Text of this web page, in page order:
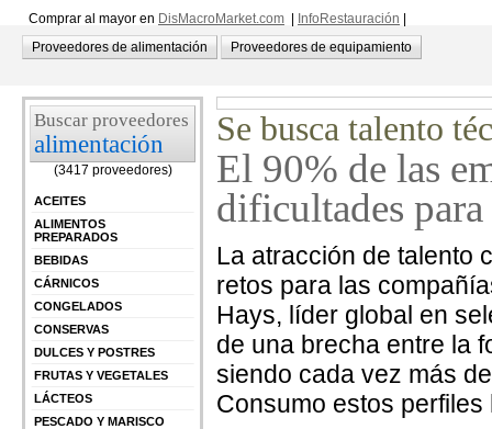
Comprar al mayor en DisMacroMarket.com InfoRestauración
Proveedores de alimentación
Proveedores de equipamiento
Buscar proveedores
alimentación
(3417 proveedores)
ACEITES
ALIMENTOS
PREPARADOS
BEBIDAS
CÁRNICOS
CONGELADOS
CONSERVAS
DULCES Y POSTRES
FRUTAS Y VEGETALES
LÁCTEOS
PESCADO Y MARISCO
Se busca talento
El 90% de las
dificultades
La atracción de talento
retos para las
Hays, líder global en
de una brecha entre la
siendo cada vez más
Consumo estos perfiles